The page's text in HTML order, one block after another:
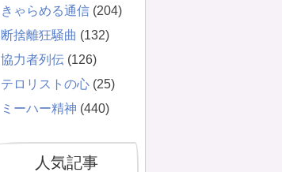
きゃらめる通信 (204)
断捨離狂騒曲 (132)
協力者列伝 (126)
テロリストの心 (25)
ミーハー精神 (440)
人気記事